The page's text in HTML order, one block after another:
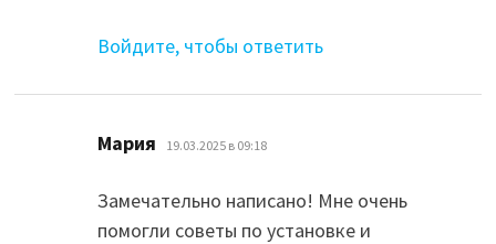
Войдите, чтобы ответить
Мария 19.03.2025 в 09:18
Замечательно написано! Мне очень
помогли советы по установке и